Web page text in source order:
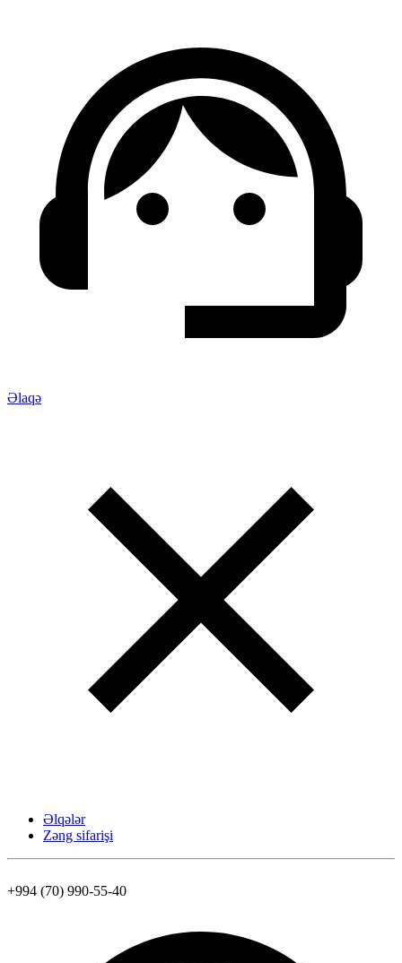
Əlaqə
Əlqələr
Zəng sifarişi
+994 (70) 990-55-40